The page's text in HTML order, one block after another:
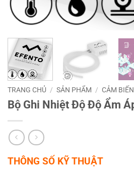
TRANG CHỦ / SẢN PHẨM / CẢM
Bộ Ghi Nhiệt Độ Độ Ẩm
THÔNG SỐ KỸ THUẬT